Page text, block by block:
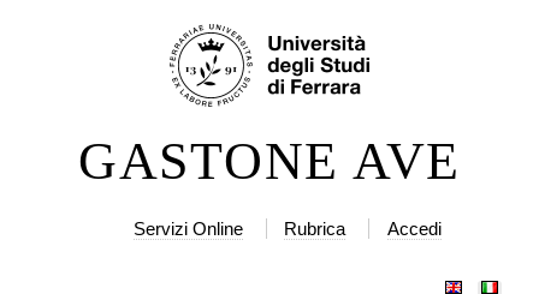
GASTONE AVE
Servizi Online Rubrica Accedi